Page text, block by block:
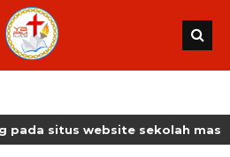
situs website sekolah masehi